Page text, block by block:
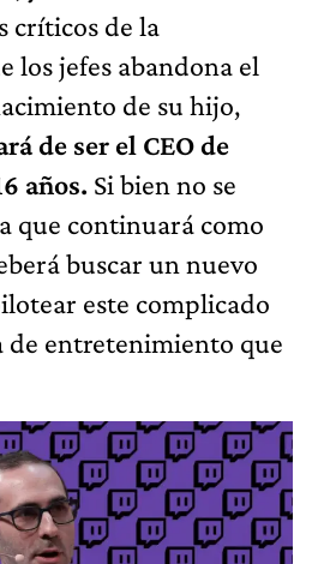
críticos de la
los jefes abandona el
de su hijo,
de ser el CEO de
años. Si bien no se
que continuará como
buscar un nuevo
este complicado
de entretenimiento que